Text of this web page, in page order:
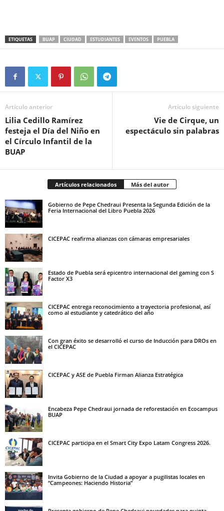
ETIQUETAS BUAP CIUDAD ESTUDIANTES EVENTOS PUEBLA
Artículo anterior
Lilia Cedillo Ramírez
festeja el Día del Niño en
el Círculo Infantil de la
BUAP
Artículo siguiente
Vie de Cirque, un
espectáculo sin palabras
Artículos relacionados Más del autor
Gobierno de Pepe Chedraui Presenta la Segunda Edición de la
Feria Internacional del Libro Puebla 2026
CICEPAC reafirma alianzas con cámaras empresariales
Estado de Puebla será epicentro internacional del gaming con S
Factor X3
CICEPAC entrega reconocimiento a trayectoria profesional, así
como al estudiante y catedrático del año
Con gran éxito se desarrolló el curso de Inducción para DROs en
el CICEPAC
CICEPAC y ASE de Puebla Firman Alianza Estratégica
Encabeza Pepe Chedraui jornada de reforestación en Ecocampus
BUAP
CICEPAC participa en el Smart City Expo Latam Congress 2026.
Invita Gobierno de la Ciudad a apoyar a pugilistas locales en
“Campeones: Haciendo Historia”